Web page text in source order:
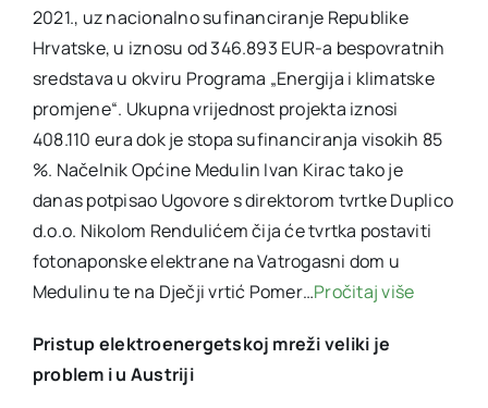
2021., uz nacionalno sufinanciranje Republike
Hrvatske, u iznosu od 346.893 EUR-a bespovratnih
sredstava u okviru Programa „Energija i klimatske
promjene“. Ukupna vrijednost projekta iznosi
408.110 eura dok je stopa sufinanciranja visokih 85
%. Načelnik Općine Medulin Ivan Kirac tako je
danas potpisao Ugovore s direktorom tvrtke Duplico
d.o.o. Nikolom Rendulićem čija će tvrtka postaviti
fotonaponske elektrane na Vatrogasni dom u
Medulinu te na Dječji vrtić Pomer…Pročitaj više
Pristup elektroenergetskoj mreži veliki je
problem i u Austriji